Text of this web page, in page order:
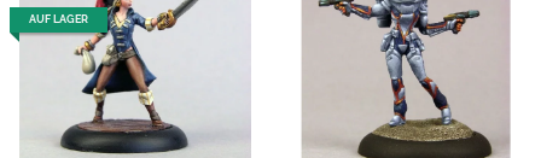
AUF LAGER